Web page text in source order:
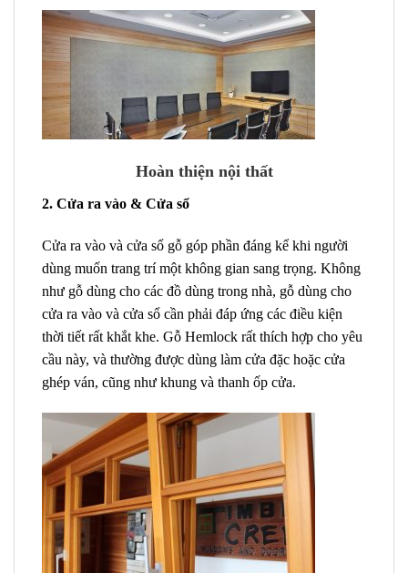
Hoàn thiện nội thất
2. Cửa ra vào & Cửa sổ
Cửa ra vào và cửa sổ gỗ góp phần đáng kể khi người
dùng muốn trang trí một không gian sang trọng. Không
như gỗ dùng cho các đồ dùng trong nhà, gỗ dùng cho
cửa ra vào và cửa sổ cần phải đáp ứng các điều kiện
thời tiết rất khắt khe. Gỗ Hemlock rất thích hợp cho yêu
cầu này, và thường được dùng làm cửa đặc hoặc cửa
ghép ván, cũng như khung và thanh ốp cửa.